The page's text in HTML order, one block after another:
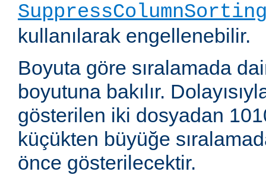
kullanılarak engellenebilir.
Boyuta göre sıralamada
boyutuna bakılır.
gösterilen iki dosyadan
küçükten büyüğe
önce gösterilecektir.